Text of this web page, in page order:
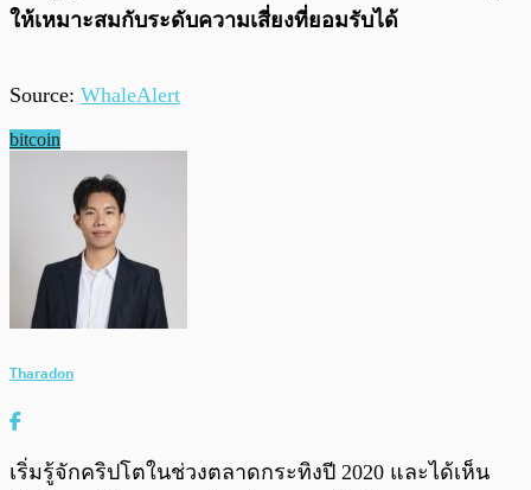
ให้เหมาะสมกับระดับความเสี่ยงที่ยอมรับได้
Source: WhaleAlert
bitcoin
Tharadon
เริ่มรู้จักคริปโตในช่วงตลาดกระทิงปี 2020 และได้เห็น